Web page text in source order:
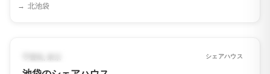
北池袋
2026年10月15日から（予定） シェアハウス